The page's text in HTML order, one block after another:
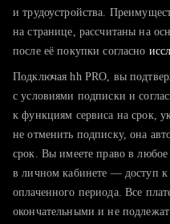
тратите много
хотите сравнить себя с
и трудоустройства.
на странице, рассчитаны на
после её покупки согласно
Подключая hh PRO, вы
с условиями подписки и
к функциям сервиса на срок,
не отменить подписку, она
срок. Вы имеете право в
в личном кабинете — доступ к
оплаченного периода. Все
окончательными и не подлежат